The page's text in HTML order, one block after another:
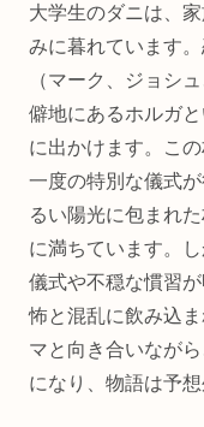
大学生のダニは、
みに暮れています
（マーク、ジョシ
僻地にあるホルガ
に出かけます。こ
一度の特別な儀式
るい陽光に包まれ
に満ちています。
儀式や不穏な慣習
怖と混乱に飲み込
マと向き合いなが
になり、物語は予